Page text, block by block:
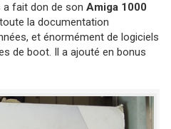
a fait don de son Amiga 1000
la documentation
et énormément de logiciels
de boot. Il a ajouté en bonus